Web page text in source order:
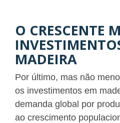
O CRESCENTE
MADEIRA
Por último, mas não
os investimentos em
demanda global por
ao crescimento